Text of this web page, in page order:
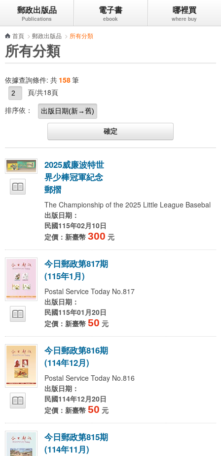
跳到主要內容區塊
郵政出版品 電子書 哪裡買
首頁 > 郵政出版品 > 所有分類
所有分類
依據查詢條件: 共 158筆
頁/共18頁
排序依：
2025威廉波特世
界少棒冠軍紀念
郵摺
The Championship of the 2025 Little League Basebal
出版日期：
民國115年02月10日
定價：新臺幣 300 元
今日郵政第817期
(115年1月)
Postal Service Today No.817
出版日期：
民國115年01月20日
定價：新臺幣 50 元
今日郵政第816期
(114年12月)
Postal Service Today No.816
出版日期：
民國114年12月20日
定價：新臺幣 50 元
今日郵政第815期
(114年11月)